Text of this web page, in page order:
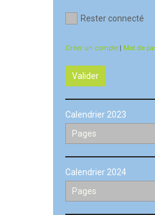
Rester connecté
Créer un compte | Mot de
Valider
Calendrier 2023
Calendrier 2024